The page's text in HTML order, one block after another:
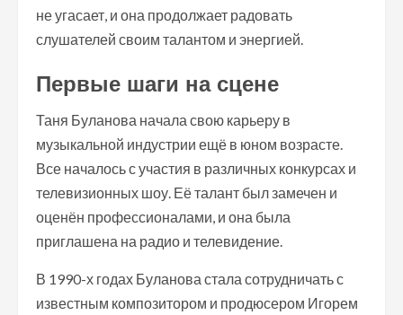
не угасает, и она продолжает радовать
слушателей своим талантом и энергией.
Первые шаги на сцене
Таня Буланова начала свою карьеру в
музыкальной индустрии ещё в юном возрасте.
Все началось с участия в различных конкурсах и
телевизионных шоу. Её талант был замечен и
оценён профессионалами, и она была
приглашена на радио и телевидение.
В 1990-х годах Буланова стала сотрудничать с
известным композитором и продюсером Игорем